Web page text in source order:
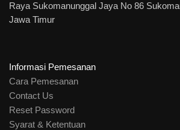
Raya Sukomanunggal Jaya No 86
Jawa Timur
Informasi Pemesanan
Cara Pemesanan
Contact Us
Reset Password
Syarat & Ketentuan